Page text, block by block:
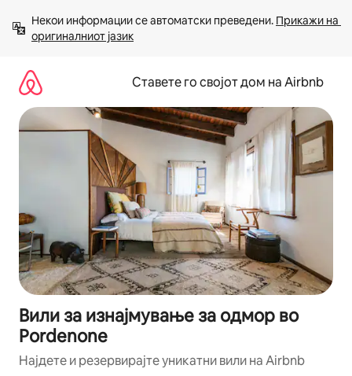
содржина
Некои информации се автоматски преведени. Прикажи на
оригиналниот јазик
Ставете го својот дом на Airbnb
Вили за изнајмување за одмор во
Pordenone
Најдете и резервирајте уникатни вили на Airbnb